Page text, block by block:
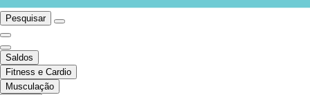
Pesquisar
Saldos
Fitness e Cardio
Musculação